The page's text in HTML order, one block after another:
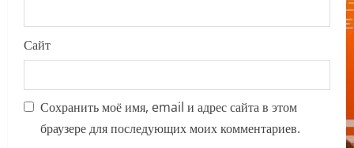
Сайт
Сохранить моё имя, email и адрес сайта в этом
браузере для последующих моих комментариев.